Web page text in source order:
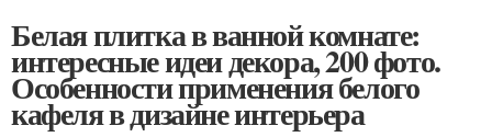
Белая плитка в ванной комнате:
интересные идеи декора, 200 фото.
Особенности применения белого
кафеля в дизайне интерьера